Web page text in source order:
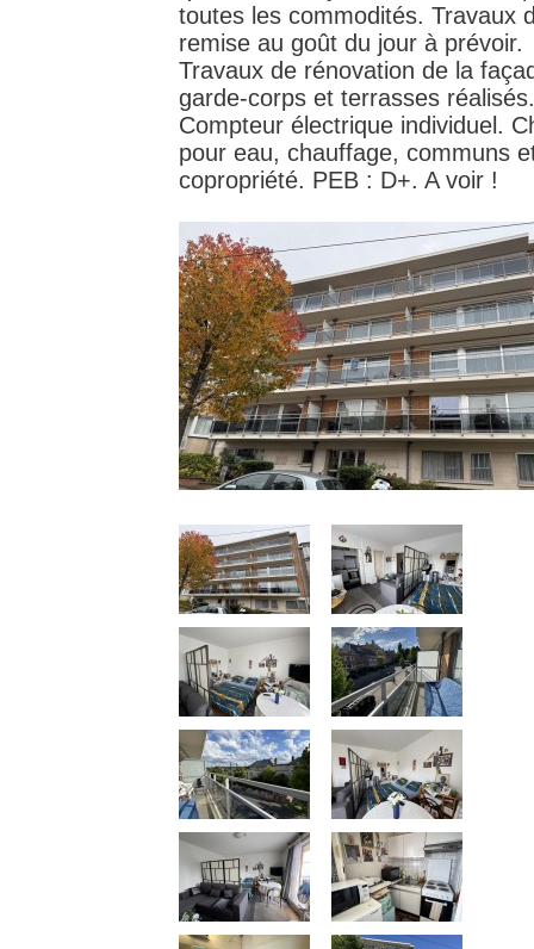
toutes les commodités. Travaux
remise au goût du jour à prévoir.
Travaux de rénovation de la
garde-corps et terrasses réalisés.
Compteur électrique individuel.
pour eau, chauffage, communs
copropriété. PEB : D+. A voir !